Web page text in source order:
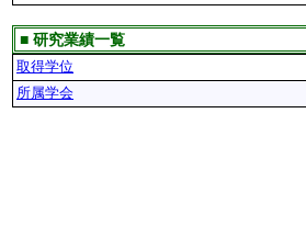
■ 研究業績一覧
取得学位
所属学会